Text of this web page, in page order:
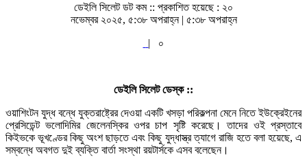
ডেইলি সিলেট ডট কম :: প্রকাশিত হয়েছে : ২০
নভেম্বর ২০২৫, ৫:৩৮ অপরাহ্ন | ৫:৩৮ অপরাহ্ন
|
০
ডেইলি সিলেট ডেস্ক ::
ওয়াশিংটন যুদ্ধ বন্ধে যুক্তরাষ্ট্রের দেওয়া একটি খসড়া পরিকল্পনা মেনে নিতে ইউক্রেইনের
প্রেসিডেন্ট ভলোদিমির জেলেনস্কির ওপর চাপ সৃষ্টি করেছে। তাদের ওই প্রস্তাবে
কিইভকে ভূখণ্ডের কিছু অংশ ছাড়তে এবং কিছু যুদ্ধাস্ত্র ত্যাগে রাজি হতে বলা হয়েছে, এ
সম্বন্ধে অবগত দুই ব্যক্তি বার্তা সংস্থা রয়টার্সকে এসব বলেছেন।